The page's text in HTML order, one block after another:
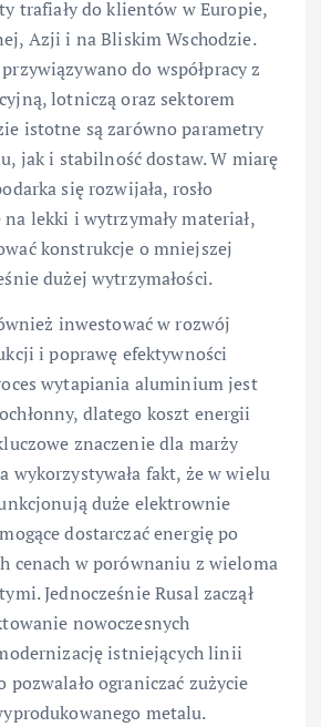
trafiały do klientów w Europie,
Azji i na Bliskim Wschodzie.
do współpracy z
lotniczą oraz sektorem
istotne są zarówno parametry
jak i stabilność dostaw. W miarę
się rozwijała, rosło
lekki i wytrzymały materiał,
konstrukcje o mniejszej
dużej wytrzymałości.
inwestować w rozwój
i poprawę efektywności
wytapiania aluminium jest
dlatego koszt energii
znaczenie dla marży
wykorzystywała fakt, że w wielu
duże elektrownie
dostarczać energię po
cenach w porównaniu z wieloma
Jednocześnie Rusal zaczął
nowoczesnych
istniejących linii
pozwalało ograniczać zużycie
metalu.